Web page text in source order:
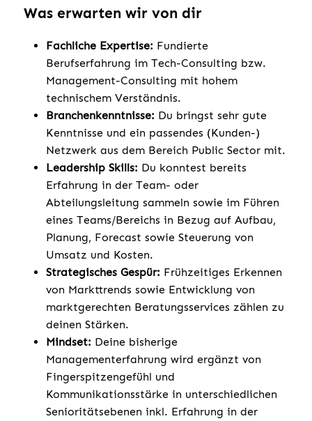
Was erwarten wir von dir
Fachliche Expertise: Fundierte
Berufserfahrung im Tech-Consulting bzw.
Management-Consulting mit hohem
technischem Verständnis.
Branchenkenntnisse: Du bringst sehr gute
Kenntnisse und ein passendes (Kunden-)
Netzwerk aus dem Bereich Public Sector mit.
Leadership Skills: Du konntest bereits
Erfahrung in der Team- oder
Abteilungsleitung sammeln sowie im Führen
eines Teams/Bereichs in Bezug auf Aufbau,
Planung, Forecast sowie Steuerung von
Umsatz und Kosten.
Strategisches Gespür: Frühzeitiges Erkennen
von Markttrends sowie Entwicklung von
marktgerechten Beratungsservices zählen zu
deinen Stärken.
Mindset: Deine bisherige
Managementerfahrung wird ergänzt von
Fingerspitzengefühl und
Kommunikationsstärke in unterschiedlichen
Senioritätsebenen inkl. Erfahrung in der